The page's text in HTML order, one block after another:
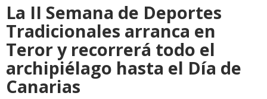
La II Semana de Deportes
Tradicionales arranca en
Teror y recorrerá todo el
archipiélago hasta el Día de
Canarias